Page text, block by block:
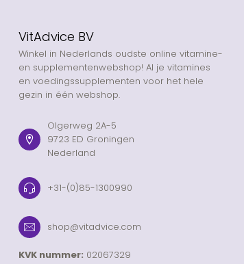
VitAdvice BV
Winkel in Nederlands oudste online vitamine-
en supplementenwebshop! Al je vitamines
en voedingssupplementen voor het hele
gezin in één webshop.
Olgerweg 2A-5
9723 ED Groningen
Nederland
+31-(0)85-1300990
shop@vitadvice.com
KVK nummer: 02067329